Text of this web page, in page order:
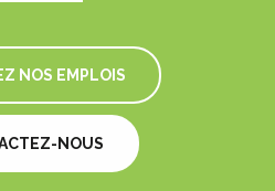
NOS EMPLOIS
NOUS